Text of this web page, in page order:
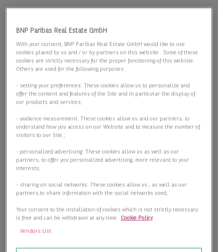
BNP Paribas Real Estate GmbH
With your consent, BNP Paribas Real Estate GmbH would like to use
cookies placed by us and / or by partners on this website . Some of these
cookies are strictly necessary for the proper functioning of this website.
Others are used for the following purposes:
- setting your preferences: These cookies allow us to personalize and
offer the content and features of the Site and in particular the display of
our products and services;
- audience measurement: These cookies allow us and our partners, to
understand how you access on our Website and to measure the number of
visitors to our Site ;
- personalized advertising: These cookies allow us as well as our
partners, to offer you personalized advertising, more relevant to your
interests;
- sharing on social networks: These cookies allow us , as well as our
partners,to share information with the social networks used;
Your consent to the installation of cookies which is not strictly necessary
is free and can be withdrawn at any time. Cookie Policy
Vendors List